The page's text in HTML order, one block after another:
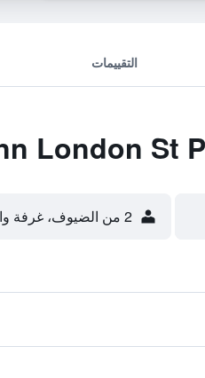
التقييمات
2 من الضيوف، غرفة واحدة